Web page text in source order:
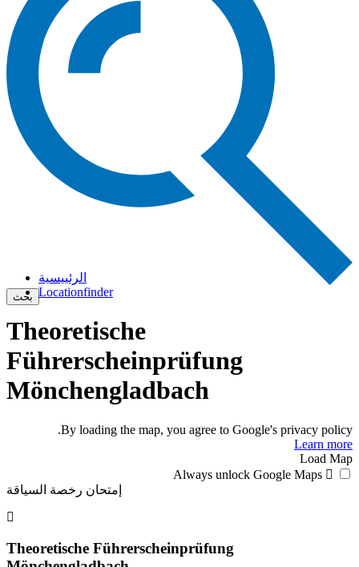
بحث
الرئييسية
Locationfinder
Theoretische
Führerscheinprüfung
Mönchengladbach
By loading the map, you agree to Google's privacy policy.
Learn more
Load Map
Always unlock Google Maps
إمتحان رخصة السياقة
Theoretische Führerscheinprüfung